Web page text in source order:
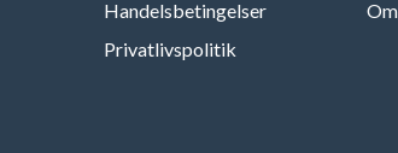
Handelsbetingelser
Privatlivspolitik